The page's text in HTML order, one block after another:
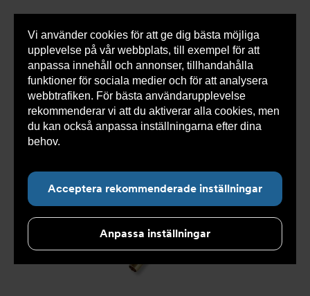
Vi använder cookies för att ge dig bästa möjliga
upplevelse på vår webbplats, till exempel för att
anpassa innehåll och annonser, tillhandahålla
funktioner för sociala medier och för att analysera
webbtrafiken. För bästa användarupplevelse
rekommenderar vi att du aktiverar alla cookies, men
du kan också anpassa inställningarna efter dina
behov.
Acceptera rekommenderade inställningar
Anpassa inställningar
0 varorSnabborder
Du
här:
Armatec > Produkter > Kyla > Slang >
Slang
OXY
> Slang OXY AT 5745- >
Slang OXY Inv. 90° x
Slät. AT 5745-W46525907